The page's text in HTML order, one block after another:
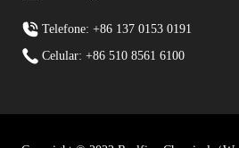
Telefone: +86 137 0153 0191
Celular: +86 510 8561 6100